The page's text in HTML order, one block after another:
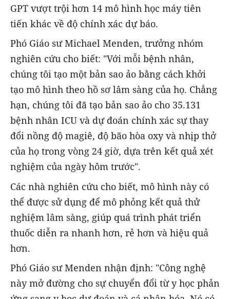
GPT vượt trội hơn 14 mô hình học máy tiên
tiến khác về độ chính xác dự báo.
Phó Giáo sư Michael Menden, trưởng nhóm
nghiên cứu cho biết: "Với mỗi bệnh nhân,
chúng tôi tạo một bản sao ảo bằng cách khởi
tạo mô hình theo hồ sơ lâm sàng của họ. Chẳng
hạn, chúng tôi đã tạo bản sao ảo cho 35.131
bệnh nhân ICU và dự đoán chính xác sự thay
đổi nồng độ magiê, độ bão hòa oxy và nhịp thở
của họ trong vòng 24 giờ, dựa trên kết quả xét
nghiệm của ngày hôm trước".
Các nhà nghiên cứu cho biết, mô hình này có
thể được sử dụng để mô phỏng kết quả thử
nghiệm lâm sàng, giúp quá trình phát triển
thuốc diễn ra nhanh hơn, rẻ hơn và hiệu quả
hơn.
Phó Giáo sư Menden nhận định: "Công nghệ
này mở đường cho sự chuyển đổi từ y học phản